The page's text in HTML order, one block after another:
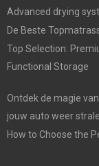
Advanced drying
De Beste
Top Selection:
Functional Storage
Ontdek de magie
jouw auto weer
How to Choose the